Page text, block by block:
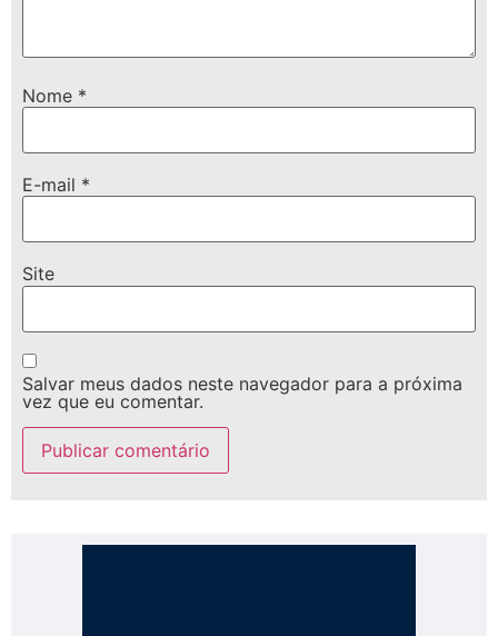
Nome *
E-mail *
Site
Salvar meus dados neste navegador para a próxima
vez que eu comentar.